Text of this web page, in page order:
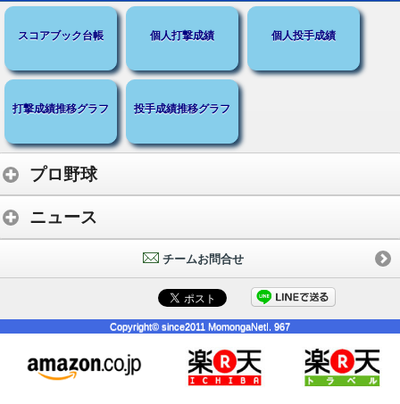
スコアブック台帳 個人打撃成績 個人投手成績
打撃成績推移グラフ 投手成績推移グラフ
プロ野球
ニュース
チームお問合せ
Copyright© since2011 MomongaNet!. 967